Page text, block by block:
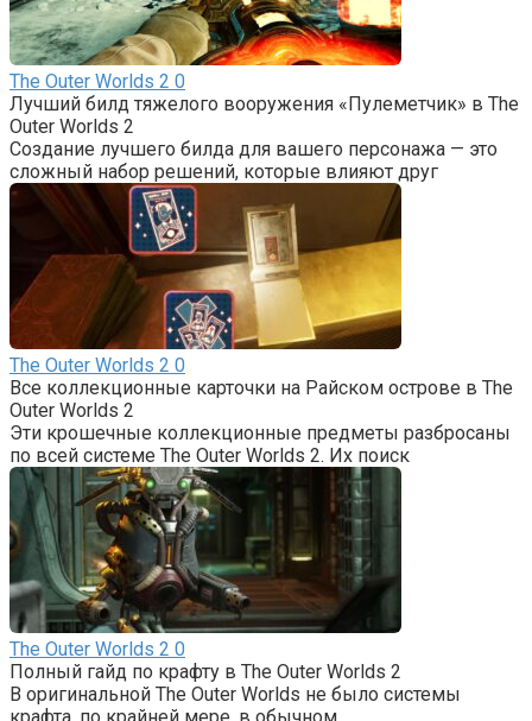
The Outer Worlds 2 0
Лучший билд тяжелого вооружения «Пулеметчик» в The
Outer Worlds 2
Создание лучшего билда для вашего персонажа — это
сложный набор решений, которые влияют друг
The Outer Worlds 2 0
Все коллекционные карточки на Райском острове в The
Outer Worlds 2
Эти крошечные коллекционные предметы разбросаны
по всей системе The Outer Worlds 2. Их поиск
The Outer Worlds 2 0
Полный гайд по крафту в The Outer Worlds 2
В оригинальной The Outer Worlds не было системы